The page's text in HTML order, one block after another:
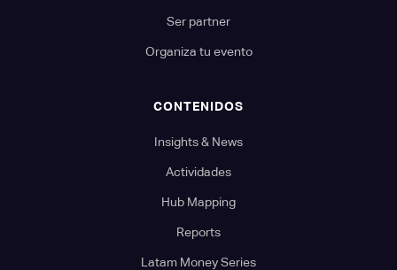
Ser partner
Organiza tu evento
CONTENIDOS
Insights & News
Actividades
Hub Mapping
Reports
Latam Money Series